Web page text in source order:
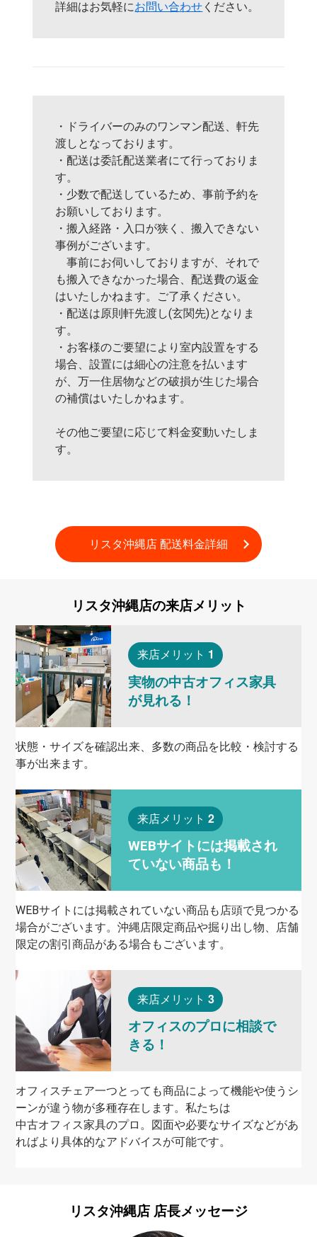
詳細はお気軽にお問い合わせ ください。
・ドライバーのみのワンマン配送、軒先
渡しとなっております。
・配送は委託配送業者にて行っておりま
す。
・少数で配送しているため、事前予約を
お願いしております。
・搬入経路・入口が狭く、搬入できない
事例がございます。
事前にお伺いしておりますが、それで
も搬入できなかった場合、配送費の返金
はいたしかねます。ご了承ください。
・配送は原則軒先渡し(玄関先)となりま
す。
・お客様のご要望により室内設置をする
場合、設置には細心の注意を払います
が、万一住居物などの破損が生じた場合
の補償はいたしかねます。
その他ご要望に応じて料金変動いたしま
す。
リスタ沖縄店 配送料金詳細
リスタ沖縄店の来店メリット
来店メリット 1
実物の中古オフィス家具
が見れる！
状態・サイズを確認出来、多数の商品を比較・検討する
事が出来ます。
来店メリット 2
WEBサイトには掲載され
ていない商品も！
WEBサイトには掲載されていない商品も店頭で見つかる
場合がございます。沖縄店限定商品や掘り出し物、店舗
限定の割引商品がある場合もございます。
来店メリット 3
オフィスのプロに相談で
きる！
オフィスチェア一つとっても商品によって機能や使うシ
ーンが違う物が多種存在します。私たちは
中古オフィス家具のプロ。図面や必要なサイズなどがあ
ればより具体的なアドバイスが可能です。
リスタ沖縄店 店長メッセージ